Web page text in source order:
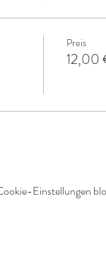
Preis
12,00
Einstellungen